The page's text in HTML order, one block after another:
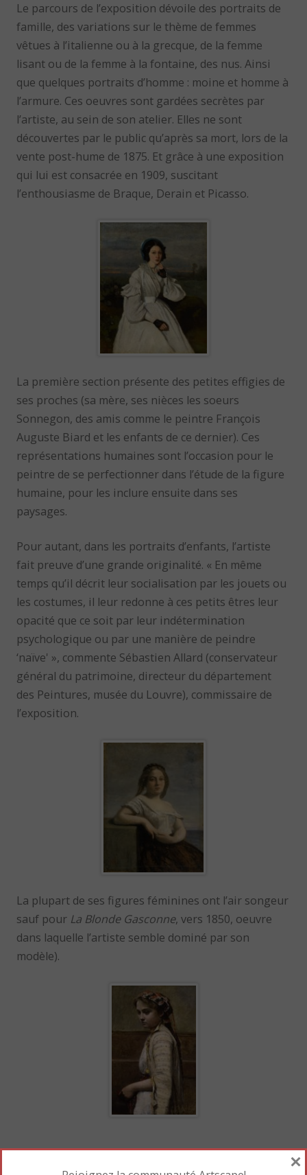
Le parcours de l’exposition dévoile des portraits de
famille, des variations sur le thème de femmes
vêtues à l’italienne ou à la grecque, de la femme
lisant ou de la femme à la fontaine, des nus. Ainsi
que quelques portraits d’homme : moine et homme à
l’armure. Ces oeuvres sont gardées secrètes par
l’artiste, au sein de son atelier. Elles ne sont
découvertes par le public qu’après sa mort, lors de la
vente post-hume de 1875. Et grâce à une exposition
qui lui est consacrée en 1909, suscitant
l’enthousiasme de Braque, Derain et Picasso.
La première section présente des petites effigies de
ses proches (sa mère, ses nièces les soeurs
Sonnegon, des amis comme le peintre François
Auguste Biard et les enfants de ce dernier). Ces
représentations humaines sont l’occasion pour le
peintre de se perfectionner dans l’étude de la figure
humaine, pour les inclure ensuite dans ses
paysages.
Pour autant, dans les portraits d’enfants, l’artiste
fait preuve d’une grande originalité. « En même
temps qu’il décrit leur socialisation par les jouets ou
les costumes, il leur redonne à ces petits êtres leur
opacité que ce soit par leur indétermination
psychologique ou par une manière de peindre
‘naïve' », commente Sébastien Allard (conservateur
général du patrimoine, directeur du département
des Peintures, musée du Louvre), commissaire de
l’exposition.
La plupart de ses figures féminines ont l’air songeur
sauf pour La Blonde Gasconne, vers 1850, oeuvre
dans laquelle l’artiste semble dominé par son
modèle).
×